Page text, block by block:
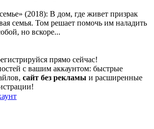
(2018): В дом, где живет призрак
семья. Том решает помочь им наладить
но вскоре...
прямо сейчас!
с вашим аккаунтом: быстрые
сайт без рекламы и расширенные